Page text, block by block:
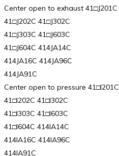
Center open to exhaust 41□J201C
41□J202C 41□J302C
41□J303C 41□J603C
41□J604C 414JA14C
414JA16C 414JA96C
414JA91C
Center open to pressure 41□I201C
41□I202C 41□I302C
41□I303C 41□I603C
41□I604C 414IA14C
414IA16C 414IA96C
414IA91C